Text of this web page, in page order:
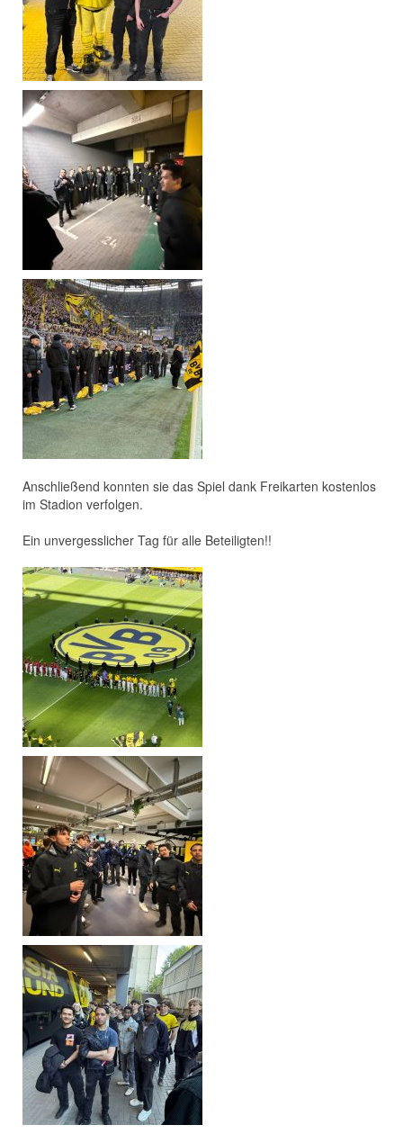
Anschließend konnten sie das Spiel dank Freikarten kostenlos
im Stadion verfolgen.
Ein unvergesslicher Tag für alle Beteiligten!!